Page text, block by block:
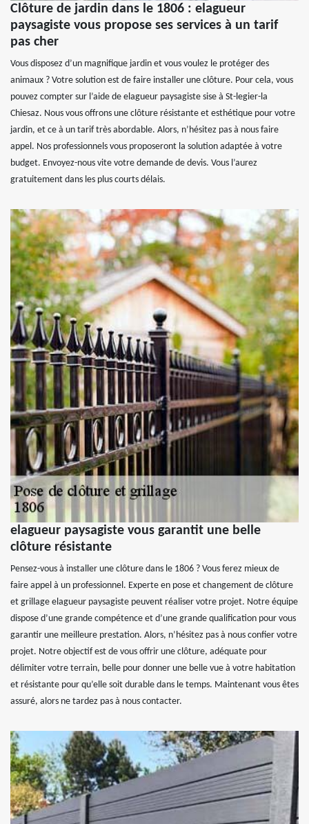
Clôture de jardin dans le 1806 : elagueur
paysagiste vous propose ses services à un tarif
pas cher
Vous disposez d’un magnifique jardin et vous voulez le protéger des
animaux ? Votre solution est de faire installer une clôture. Pour cela, vous
pouvez compter sur l’aide de elagueur paysagiste sise à St-legier-la
Chiesaz. Nous vous offrons une clôture résistante et esthétique pour votre
jardin, et ce à un tarif très abordable. Alors, n’hésitez pas à nous faire
appel. Nos professionnels vous proposeront la solution adaptée à votre
budget. Envoyez-nous vite votre demande de devis. Vous l’aurez
gratuitement dans les plus courts délais.
elagueur paysagiste vous garantit une belle
clôture résistante
Pensez-vous à installer une clôture dans le 1806 ? Vous ferez mieux de
faire appel à un professionnel. Experte en pose et changement de clôture
et grillage elagueur paysagiste peuvent réaliser votre projet. Notre équipe
dispose d’une grande compétence et d’une grande qualification pour vous
garantir une meilleure prestation. Alors, n’hésitez pas à nous confier votre
projet. Notre objectif est de vous offrir une clôture, adéquate pour
délimiter votre terrain, belle pour donner une belle vue à votre habitation
et résistante pour qu’elle soit durable dans le temps. Maintenant vous êtes
assuré, alors ne tardez pas à nous contacter.